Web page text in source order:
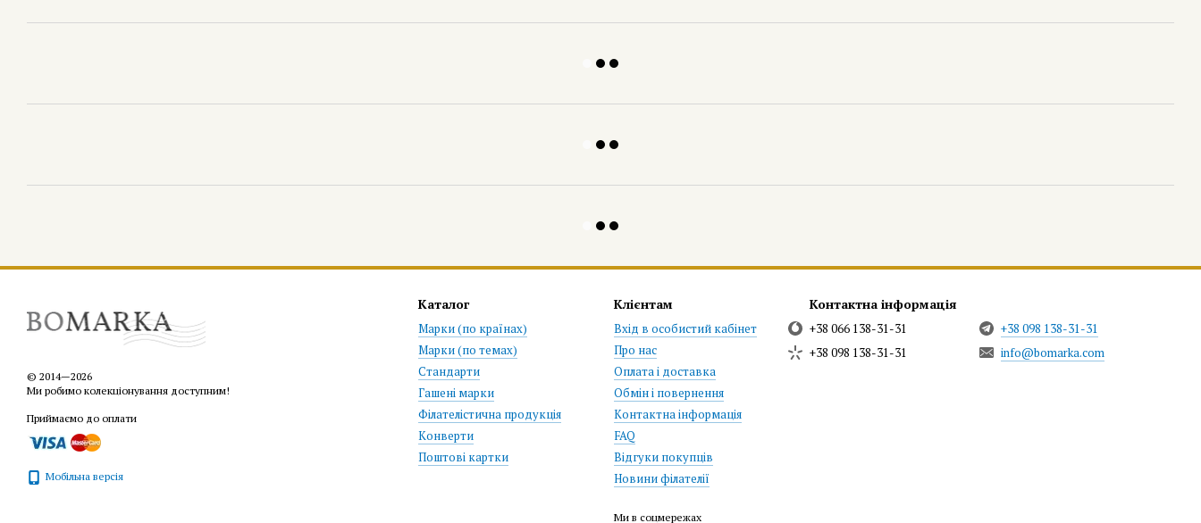
© 2014—2026
Ми робимо колекціонування доступним!
Приймаємо до оплати
Мобільна версія
Каталог
Марки (по країнах)
Марки (по темах)
Стандарти
Гашені марки
Філателістична продукція
Конверти
Поштові картки
Клієнтам
Вхід в особистий кабінет
Про нас
Оплата і доставка
Обмін і повернення
Контактна інформація
FAQ
Відгуки покупців
Новини філателії
Ми в соцмережах
Контактна інформація
+38 066 138-31-31
+38 098 138-31-31
+38 098 138-31-31
info@bomarka.com